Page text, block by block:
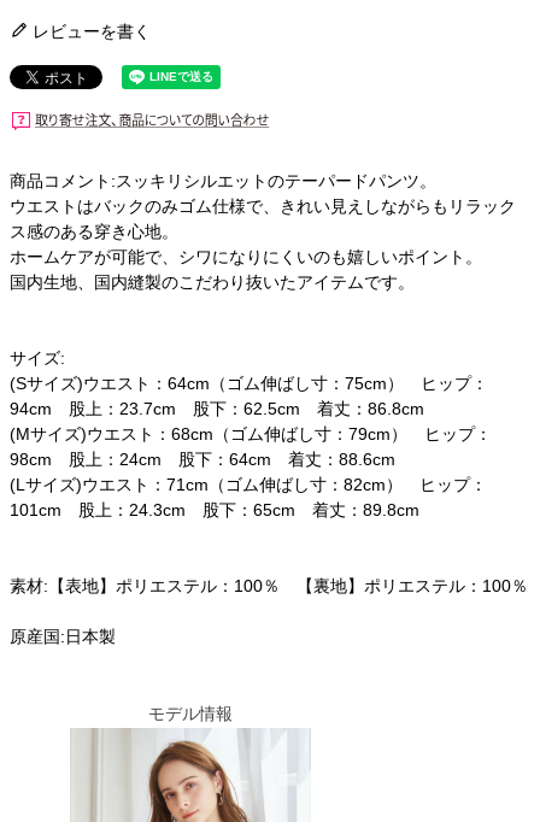
レビューを書く
商品コメント:スッキリシルエットのテーパードパンツ。
ウエストはバックのみゴム仕様で、きれい見えしながらもリラック
ス感のある穿き心地。
ホームケアが可能で、シワになりにくいのも嬉しいポイント。
国内生地、国内縫製のこだわり抜いたアイテムです。
サイズ:
(Sサイズ)ウエスト：64cm（ゴム伸ばし寸：75cm） ヒップ：
94cm 股上：23.7cm 股下：62.5cm 着丈：86.8cm
(Mサイズ)ウエスト：68cm（ゴム伸ばし寸：79cm） ヒップ：
98cm 股上：24cm 股下：64cm 着丈：88.6cm
(Lサイズ)ウエスト：71cm（ゴム伸ばし寸：82cm） ヒップ：
101cm 股上：24.3cm 股下：65cm 着丈：89.8cm
素材:【表地】ポリエステル：100％ 【裏地】ポリエステル：100％
原産国:日本製
モデル情報